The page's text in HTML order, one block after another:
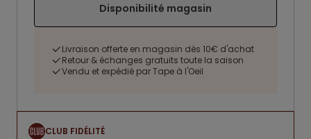
Disponibilité magasin
Livraison offerte en magasin dès 10€ d'achat
Retour & échanges gratuits toute la saison
Vendu et expédié par Tape à l'Oeil
CLUB FIDÉLITÉ